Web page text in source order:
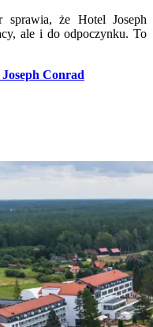
sprawia, że Hotel Joseph
ale i do odpoczynku. To
Conrad